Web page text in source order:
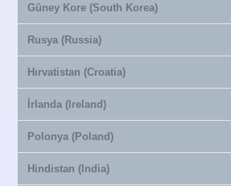
Güney Kore (South Korea)
Rusya (Russia)
Hırvatistan (Croatia)
İrlanda (Ireland)
Polonya (Poland)
Hindistan (India)